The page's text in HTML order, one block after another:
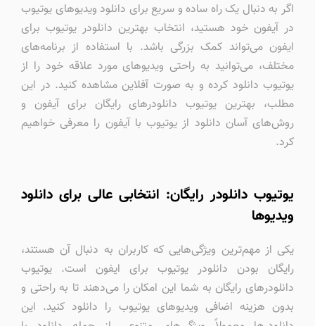
اگر به دنبال یک راه ساده و سریع برای دانلود ویدیوهای یوتیوب
در آیفون خود هستید، انتخاب بهترین دانلودر یوتیوب برای
ایفون می‌تواند کمک بزرگی باشد. با استفاده از برنامه‌های
مختلف، می‌توانید به راحتی ویدیوهای مورد علاقه خود را از
یوتیوب دانلود کرده و به صورت آفلاین مشاهده کنید. در این
مطلب، بهترین یوتیوب دانلودرهای رایگان برای آیفون و
روش‌های آسان دانلود از یوتیوب با آیفون را معرفی خواهیم
کرد.
یوتیوب دانلودر رایگان: انتخابی عالی برای دانلود
ویدیوها
یکی از مهم‌ترین ویژگی‌هایی که کاربران به دنبال آن هستند،
رایگان بودن دانلودر یوتیوب برای ایفون است. یوتیوب
دانلودرهای رایگان به شما این امکان را می‌دهند تا به راحتی و
بدون هزینه اضافی ویدیوهای یوتیوب را دانلود کنید. این